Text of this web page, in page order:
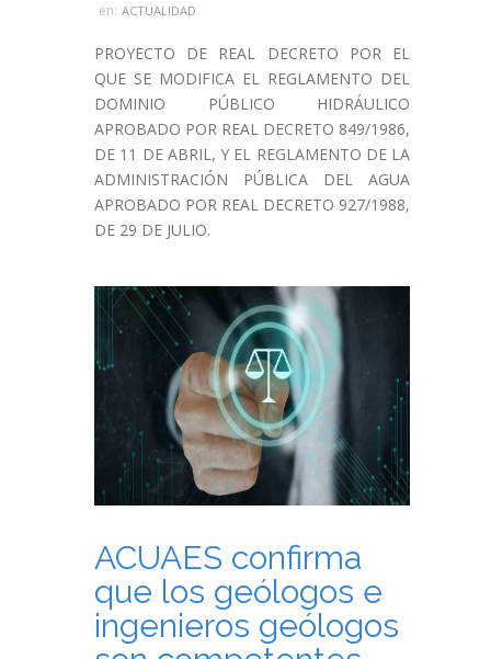
en: ACTUALIDAD
PROYECTO DE REAL DECRETO POR EL
QUE SE MODIFICA EL REGLAMENTO DEL
DOMINIO PÚBLICO HIDRÁULICO
APROBADO POR REAL DECRETO 849/1986,
DE 11 DE ABRIL, Y EL REGLAMENTO DE LA
ADMINISTRACIÓN PÚBLICA DEL AGUA
APROBADO POR REAL DECRETO 927/1988,
DE 29 DE JULIO.
ACUAES confirma
que los geólogos e
ingenieros geólogos